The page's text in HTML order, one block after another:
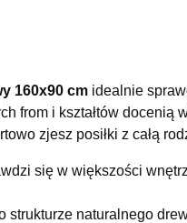
160x90 cm idealnie
from i kształtów
zjesz posiłki z całą
się w większości
strukturze naturalnego